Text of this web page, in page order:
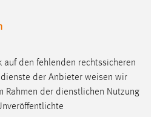
auf den fehlenden rechtssicheren
der Anbieter weisen wir
Rahmen der dienstlichen Nutzung